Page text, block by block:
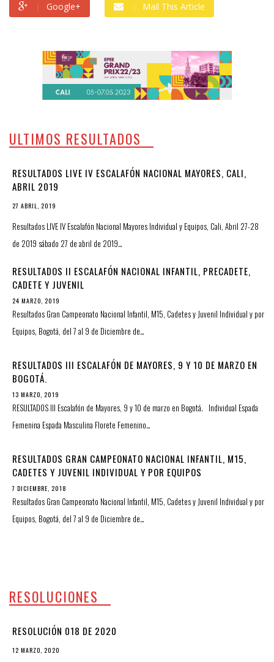
Google+
Mail This Article
ULTIMOS RESULTADOS
RESULTADOS LIVE IV ESCALAFÓN NACIONAL MAYORES, CALI,
ABRIL 2019
27 ABRIL, 2019
Resultados LIVE IV Escalafón Nacional Mayores Individual y Equipos, Cali, Abril 27-28
de 2019 sábado 27 de abril de 2019…
RESULTADOS II ESCALAFÓN NACIONAL INFANTIL, PRECADETE,
CADETE Y JUVENIL
24 MARZO, 2019
Resultados Gran Campeonato Nacional Infantil, M15, Cadetes y Juvenil Individual y por
Equipos, Bogotá, del 7 al 9 de Diciembre de…
RESULTADOS III ESCALAFÓN DE MAYORES, 9 Y 10 DE MARZO EN
BOGOTÁ.
13 MARZO, 2019
RESULTADOS III Escalafón de Mayores, 9 y 10 de marzo en Bogotá. Individual Espada
Femenina Espada Masculina Florete Femenino…
RESULTADOS GRAN CAMPEONATO NACIONAL INFANTIL, M15,
CADETES Y JUVENIL INDIVIDUAL Y POR EQUIPOS
7 DICIEMBRE, 2018
Resultados Gran Campeonato Nacional Infantil, M15, Cadetes y Juvenil Individual y por
Equipos, Bogotá, del 7 al 9 de Diciembre de…
RESOLUCIONES
RESOLUCIÓN 018 DE 2020
12 MARZO, 2020